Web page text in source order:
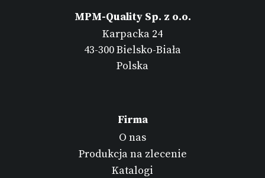
MPM-Quality Sp. z o.o.
Karpacka 24
43-300 Bielsko-Biała
Polska
Firma
O nas
Produkcja na zlecenie
Katalogi